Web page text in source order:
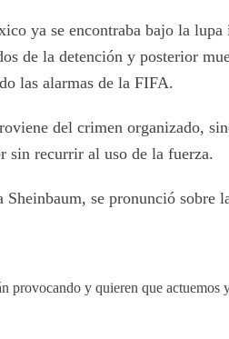
ya se encontraba bajo la
de la detención y posterior
las alarmas de la FIFA.
del crimen organizado,
sin recurrir al uso de la fuerza.
se pronunció sobre
provocando y quieren que actuemos